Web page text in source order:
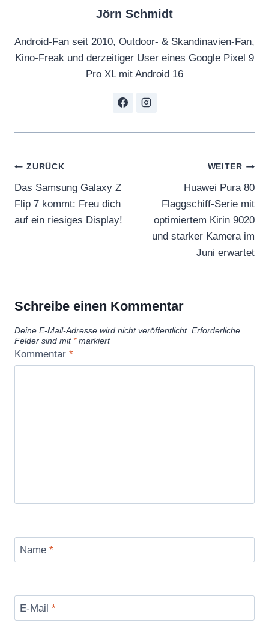
e
f
C
t
l
n
i
a
e
e
r
Jörn Schmidt
Android-Fan seit 2010, Outdoor- & Skandinavien-Fan,
Kino-Freak und derzeitiger User eines Google Pixel 9
Pro XL mit Android 16
Beitragsnavigation
ZURÜCK
Das Samsung Galaxy Z
Flip 7 kommt: Freu dich
auf ein riesiges Display!
WEITER
Huawei Pura 80
Flaggschiff-Serie mit
optimiertem Kirin 9020
und starker Kamera im
Juni erwartet
Schreibe einen Kommentar
Deine E-Mail-Adresse wird nicht veröffentlicht. Erforderliche
Felder sind mit *markiert
Kommentar *
Name *
E-Mail *